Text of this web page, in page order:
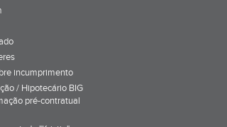
incumprimento
/ Hipotecário BIG
pré-contratual